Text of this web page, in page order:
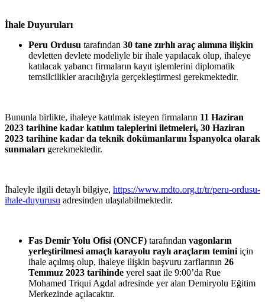
İhale Duyuruları
Peru Ordusu tarafından 30 tane zırhlı araç alımına ilişkin
devletten devlete modeliyle bir ihale yapılacak olup, ihaleye
katılacak yabancı firmaların kayıt işlemlerini diplomatik
temsilcilikleraracılığıyla gerçekleştirmesi gerekmektedir.
Bununla birlikte, ihaleye katılmak isteyen firmaların 11 Haziran
2023 tarihine kadar katılım taleplerini iletmeleri, 30 Haziran
2023 tarihine kadar da teknik dokümanlarını İspanyolca olarak
sunmaları gerekmektedir.
İhaleyle ilgili detaylı bilgiye, https://www.mdto.org.tr/tr/peru-ordusu-
ihale-duyurusu adresinden ulaşılabilmektedir.
Fas Demir Yolu Ofisi (ONCF) tarafından vagonların
yerleştirilmesi amaçlı karayolu raylı araçların temini için
ihale açılmış olup, ihaleye ilişkin başvuru zarflarının 26
Temmuz 2023 tarihinde yerel saat ile 9:00’da Rue
Mohamed Triqui Agdal adresinde yer alan Demiryolu Eğitim
Merkezinde açılacaktır.